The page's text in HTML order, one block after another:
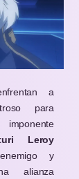
a
para
Leroy
y
alianza